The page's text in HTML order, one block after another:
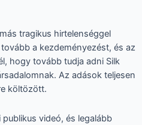
tragikus hirtelenséggel
a kezdeményezést, és az
hogy tovább tudja adni Silk
Az adások teljesen
költözött.
videó, és legalább